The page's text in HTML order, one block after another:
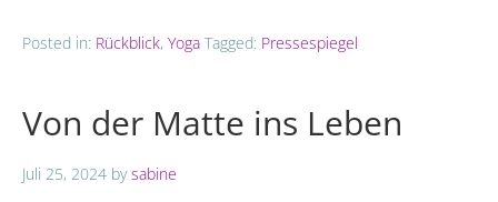
Posted in: Rückblick, Yoga Tagged: Pressespiegel
Von der Matte ins Leben
Juli 25, 2024 bysabine